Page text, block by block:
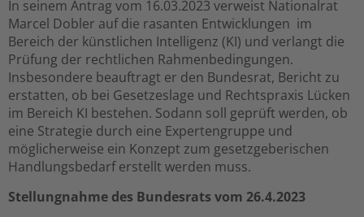
In seinem Antrag vom 16.03.2023 verweist Nationalrat
Marcel Dobler auf die rasanten Entwicklungen im
Bereich der künstlichen Intelligenz (KI) und verlangt die
Prüfung der rechtlichen Rahmenbedingungen.
Insbesondere beauftragt er den Bundesrat, Bericht zu
erstatten, ob bei Gesetzeslage und Rechtspraxis Lücken
im Bereich KI bestehen. Sodann soll geprüft werden, ob
eine Strategie durch eine Expertengruppe und
möglicherweise ein Konzept zum gesetzgeberischen
Handlungsbedarf erstellt werden muss.
Stellungnahme des Bundesrats vom 26.4.2023